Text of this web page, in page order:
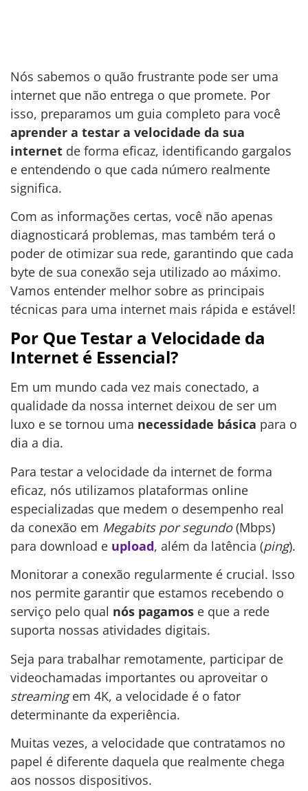
Nós sabemos o quão frustrante pode ser uma
internet que não entrega o que promete. Por
isso, preparamos um guia completo para você
aprender a testar a velocidade da sua
internet de forma eficaz, identificando gargalos
e entendendo o que cada número realmente
significa.
Com as informações certas, você não apenas
diagnosticará problemas, mas também terá o
poder de otimizar sua rede, garantindo que cada
byte de sua conexão seja utilizado ao máximo.
Vamos entender melhor sobre as principais
técnicas para uma internet mais rápida e estável!
Por Que Testar a Velocidade da
Internet é Essencial?
Em um mundo cada vez mais conectado, a
qualidade da nossa internet deixou de ser um
luxo e se tornou uma necessidade básica para o
dia a dia.
Para testar a velocidade da internet de forma
eficaz, nós utilizamos plataformas online
especializadas que medem o desempenho real
da conexão em Megabits por segundo(Mbps)
para download e upload, além da latência (ping).
Monitorar a conexão regularmente é crucial. Isso
nos permite garantir que estamos recebendo o
serviço pelo qual nós pagamos e que a rede
suporta nossas atividades digitais.
Seja para trabalhar remotamente, participar de
videochamadas importantes ou aproveitar o
streamingem 4K, a velocidade é o fator
determinante da experiência.
Muitas vezes, a velocidade que contratamos no
papel é diferente daquela que realmente chega
aos nossos dispositivos.